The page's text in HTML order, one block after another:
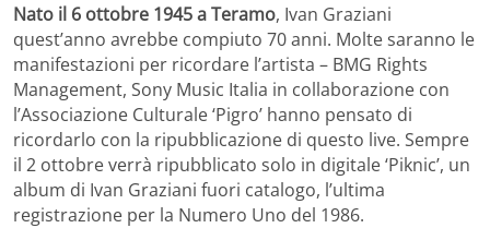
Nato il 6 ottobre 1945 a Teramo, Ivan Graziani
quest’anno avrebbe compiuto 70 anni. Molte saranno le
manifestazioni per ricordare l’artista – BMG Rights
Management, Sony Music Italia in collaborazione con
l’Associazione Culturale ‘Pigro’ hanno pensato di
ricordarlo con la ripubblicazione di questo live. Sempre
il 2 ottobre verrà ripubblicato solo in digitale ‘Piknic’, un
album di Ivan Graziani fuori catalogo, l’ultima
registrazione per la Numero Uno del 1986.